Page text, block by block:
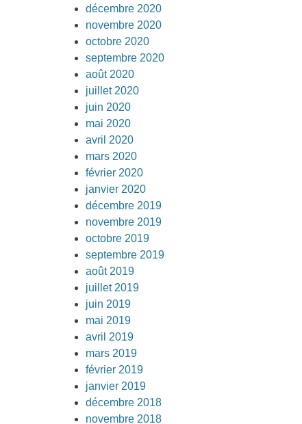
décembre 2020
novembre 2020
octobre 2020
septembre 2020
août 2020
juillet 2020
juin 2020
mai 2020
avril 2020
mars 2020
février 2020
janvier 2020
décembre 2019
novembre 2019
octobre 2019
septembre 2019
août 2019
juillet 2019
juin 2019
mai 2019
avril 2019
mars 2019
février 2019
janvier 2019
décembre 2018
novembre 2018